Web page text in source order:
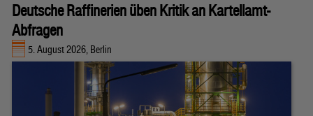
Deutsche Raffinerien üben Kritik an Kartellamt-
Abfragen
5. August 2026, Berlin